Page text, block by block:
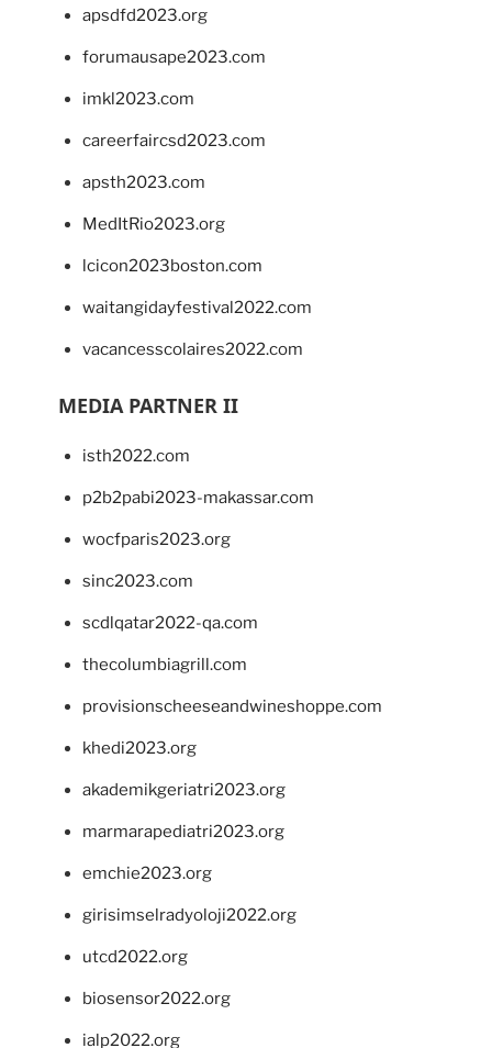
apsdfd2023.org
forumausape2023.com
imkl2023.com
careerfaircsd2023.com
apsth2023.com
MedItRio2023.org
lcicon2023boston.com
waitangidayfestival2022.com
vacancesscolaires2022.com
MEDIA PARTNER II
isth2022.com
p2b2pabi2023-makassar.com
wocfparis2023.org
sinc2023.com
scdlqatar2022-qa.com
thecolumbiagrill.com
provisionscheeseandwineshoppe.com
khedi2023.org
akademikgeriatri2023.org
marmarapediatri2023.org
emchie2023.org
girisimselradyoloji2022.org
utcd2022.org
biosensor2022.org
ialp2022.org